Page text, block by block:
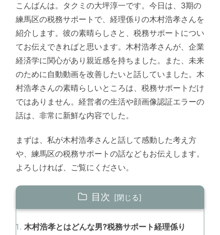
こんばんは。タクミの大坪淳一です。今日は、3期の
練馬区の税務サポートで、経理係りの木村浩孝さんを
紹介します。彼の素晴らしさと、税務サポートについ
てお伝えできればと思います。木村浩孝さんが、企業
経済学に関心があり親近感を持ちました。また、未来
のために自動動画を改善したいと話していました。木
村浩孝さんの素晴らしいところは、税務サポートだけ
ではありません。経営者の生活や顔画像認証エラーの
話は、非常に新鮮な内容でした。
まずは、私が木村浩孝さんと話して感動した考え方
や、練馬区の税務サポートの話などもお伝えします。
よろしければ、ご覧にください。
目次
木村浩孝とはどんな男?税務サポート経理係り